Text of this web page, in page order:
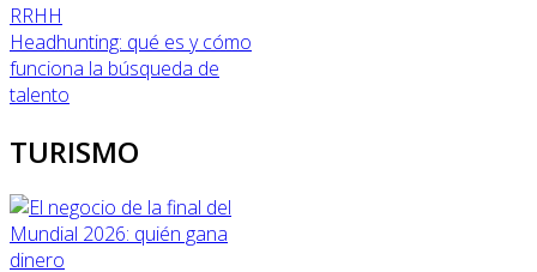
RRHH
Headhunting: qué es y cómo
funciona la búsqueda de
talento
TURISMO